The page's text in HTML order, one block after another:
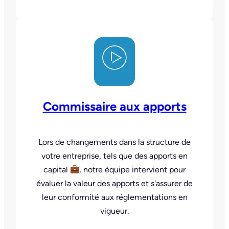
Commissaire aux apports
Lors de changements dans la structure de
votre entreprise, tels que des apports en
capital
, notre équipe intervient pour
évaluer la valeur des apports et s'assurer de
leur conformité aux réglementations en
vigueur.